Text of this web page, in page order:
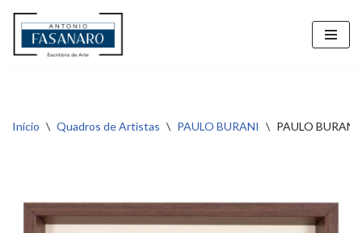
Pular
Início \ Quadros de Artistas \ PAULO BURANI \ PAULO